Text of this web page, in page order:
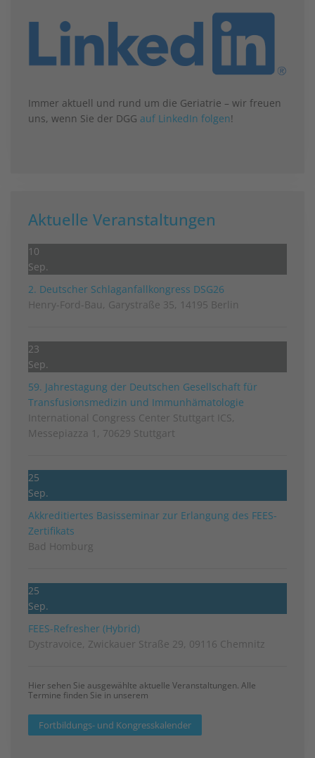
Immer aktuell und rund um die Geriatrie – wir freuen
uns, wenn Sie der DGG auf LinkedIn folgen!
Aktuelle Veranstaltungen
10
Sep.
2. Deutscher Schlag­anfall­kongress DSG26
Henry-Ford-Bau, Garystraße 35, 14195 Berlin
23
Sep.
59. Jahrestagung der Deutschen Gesellschaft für
Transfusionsmedizin und Immunhämatologie
International Congress Center Stuttgart ICS,
Messepiazza 1, 70629 Stuttgart
25
Sep.
Akkreditiertes Basisseminar zur Erlangung des FEES-
Zertifikats
Bad Homburg
25
Sep.
FEES-Refresher (Hybrid)
Dystravoice, Zwickauer Straße 29, 09116 Chemnitz
Hier sehen Sie ausgewählte aktuelle Veranstaltungen. Alle
Termine finden Sie in unserem
Fortbildungs- und Kongresskalender